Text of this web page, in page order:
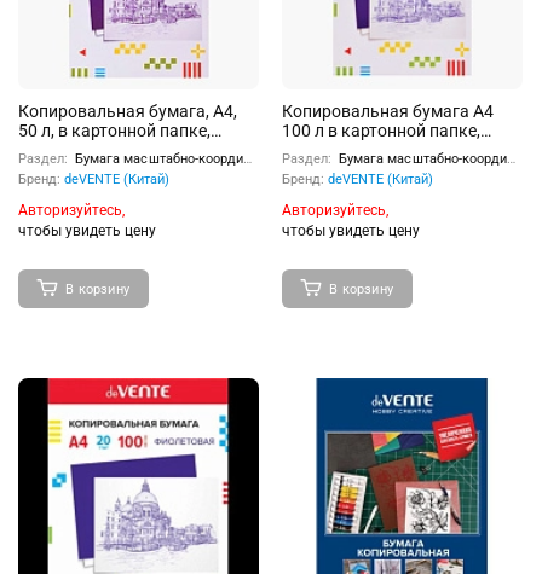
Копировальная бумага, A4,
50 л, в картонной папке,
фиолетовая
Раздел: Бумага масштабно-координатная, копировальная бумага
Бренд: deVENTE (Китай)
Авторизуйтесь,
чтобы увидеть цену
В корзину
Копировальная бумага A4
100 л в картонной папке,
синяя
Раздел: Бумага масштабно-координатная, копировальная бумага
Бренд: deVENTE (Китай)
Авторизуйтесь,
чтобы увидеть цену
В корзину